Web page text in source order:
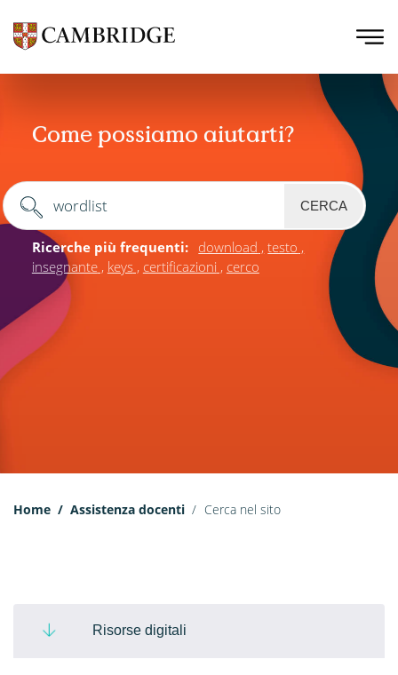
Come possiamo aiutarti?
CERCA
Ricerche più frequenti: download
testo
insegnante
keys certificazioni cerco
Home Assistenza docenti Cerca nel sito
Risorse digitali